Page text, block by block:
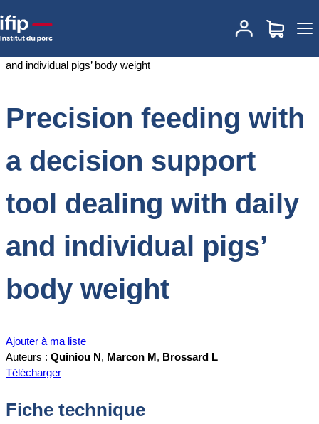
Accueil
Precision feeding with a decision support
tool dealing with daily and individual pigs’ body weight
Precision feeding with
a decision support
tool dealing with daily
and individual pigs’
body weight
Ajouter à ma liste
Auteurs : Quiniou N, Marcon M, Brossard L
Télécharger
Fiche technique